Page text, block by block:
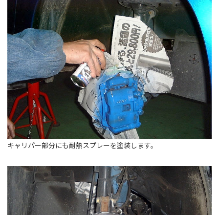
キャリパー部分にも耐熱スプレーを塗装します。